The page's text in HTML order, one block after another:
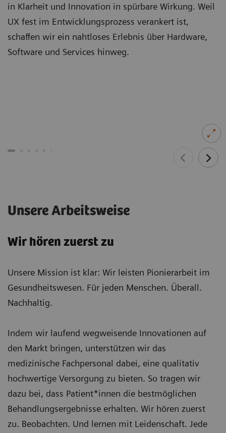
in Klarheit und Innovation in spürbare Wirkung. Weil
UX fest im Entwicklungsprozess verankert ist,
schaffen wir ein nahtloses Erlebnis über Hardware,
Software und Services hinweg.
Unsere Arbeitsweise
Wir hören zuerst zu
Unsere Mission ist klar: Wir leisten Pionierarbeit im
Gesundheitswesen. Für jeden Menschen. Überall.
Nachhaltig.
Indem wir laufend wegweisende Innovationen auf
den Markt bringen, unterstützen wir das
medizinische Fachpersonal dabei, eine qualitativ
hochwertige Versorgung zu bieten. So tragen wir
dazu bei, dass Patient*innen die bestmöglichen
Behandlungsergebnisse erhalten. Wir hören zuerst
zu. Beobachten. Und lernen mit Leidenschaft. Jede